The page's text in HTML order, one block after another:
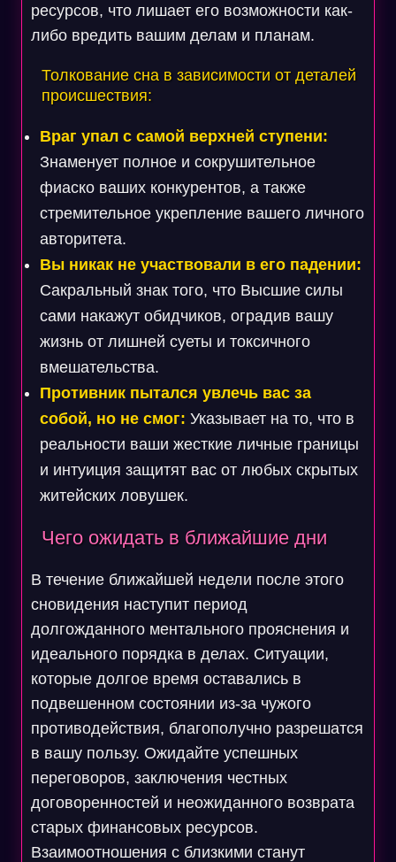
ресурсов, что лишает его возможности как-
либо вредить вашим делам и планам.
Толкование сна в зависимости от деталей
происшествия:
Враг упал с самой верхней ступени:
Знаменует полное и сокрушительное
фиаско ваших конкурентов, а также
стремительное укрепление вашего личного
авторитета.
Вы никак не участвовали в его падении:
Сакральный знак того, что Высшие силы
сами накажут обидчиков, оградив вашу
жизнь от лишней суеты и токсичного
вмешательства.
Противник пытался увлечь вас за
собой, но не смог: Указывает на то, что в
реальности ваши жесткие личные границы
и интуиция защитят вас от любых скрытых
житейских ловушек.
Чего ожидать в ближайшие дни
В течение ближайшей недели после этого
сновидения наступит период
долгожданного ментального прояснения и
идеального порядка в делах. Ситуации,
которые долгое время оставались в
подвешенном состоянии из-за чужого
противодействия, благополучно разрешатся
в вашу пользу. Ожидайте успешных
переговоров, заключения честных
договоренностей и неожиданного возврата
старых финансовых ресурсов.
Взаимоотношения с близкими станут